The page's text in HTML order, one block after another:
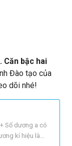
Căn bậc hai
Đào tạo của
dõi nhé!
Số dương a có
kí hiệu là